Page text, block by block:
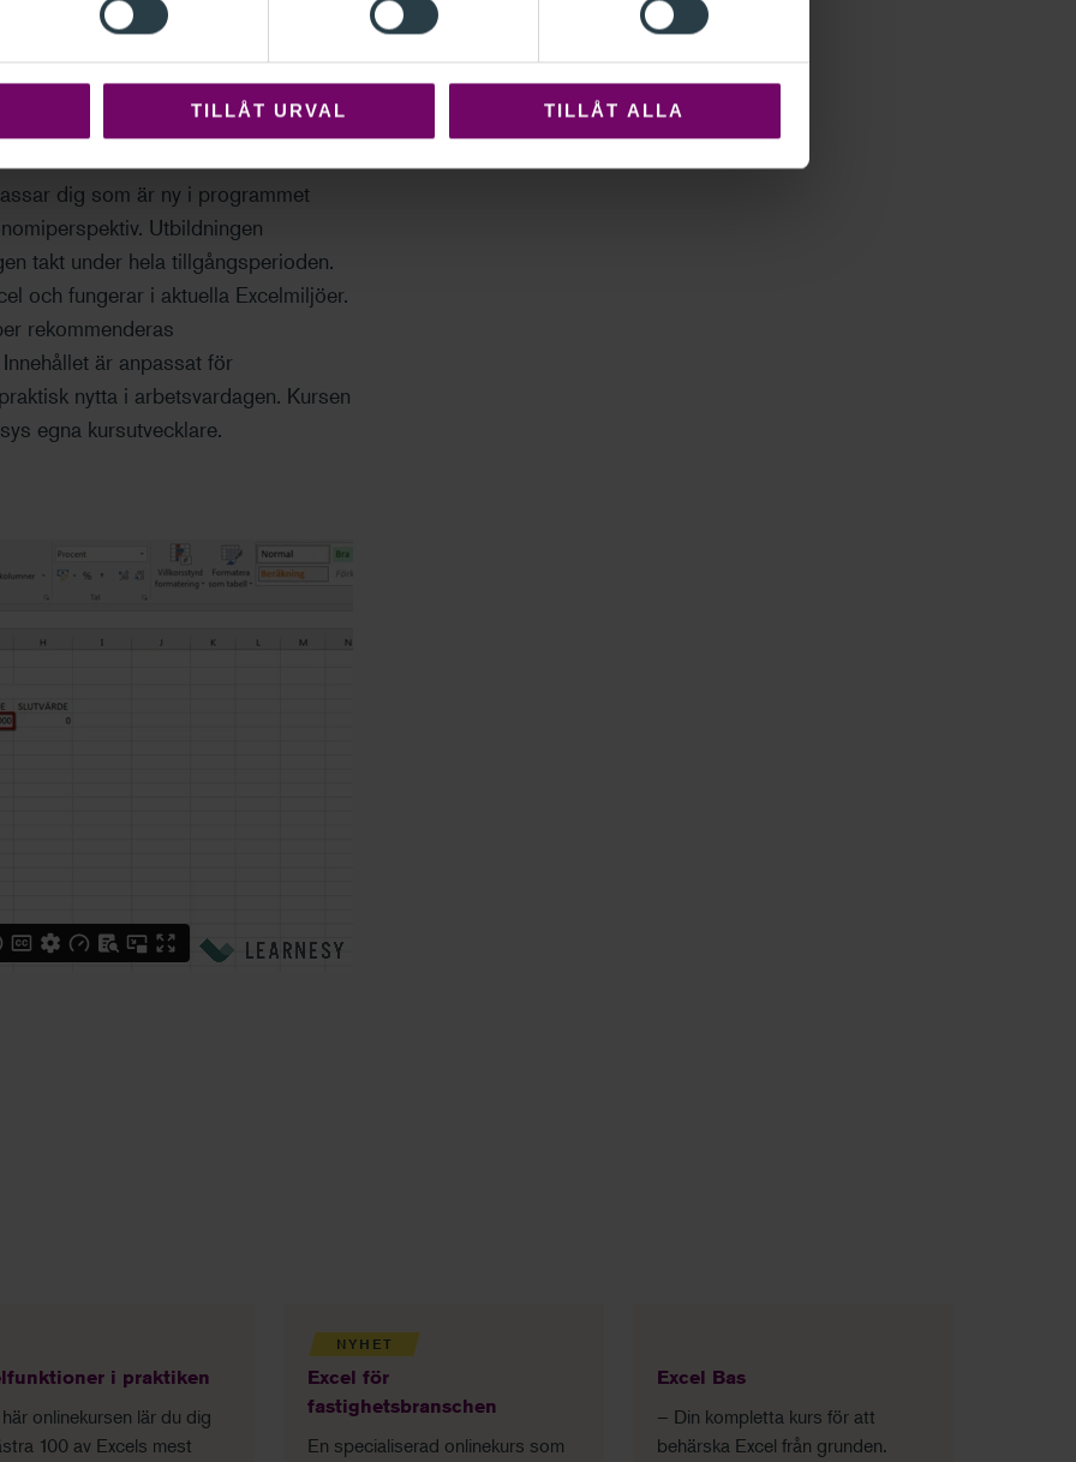
TILLÅT URVAL TILLÅT ALLA
dig som är ny i programmet
Utbildningen
takt under hela tillgångsperioden.
och fungerar i aktuella Excelmiljöer.
rekommenderas
Innehållet är anpassat för
nytta i arbetsvardagen. Kursen
egna kursutvecklare.
i praktiken
onlinekursen lär du dig
100 av Excels mest
NYHET
Excel för
fastighetsbranschen
En specialiserad onlinekurs som
Excel Bas
– Din kompletta kurs för att
behärska Excel från grunden.